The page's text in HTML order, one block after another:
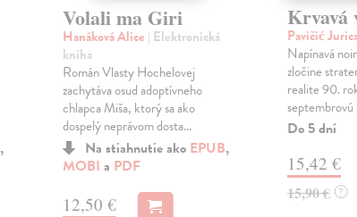
,
Volali ma Giri
Hanáková Alice | Elektronická
kniha
Román Vlasty Hochelovej
zachytáva osud adoptívneho
chlapca Miša, ktorý sa ako
dospelý neprávom dosta...
Na stiahnutie ako EPUB,
MOBI a PDF
12,50 €
Krvavá
Pavičić
Napínavá
zločine
realite 90.
septembrovú
Do 5 dní
15,42 €
15,90 € ?